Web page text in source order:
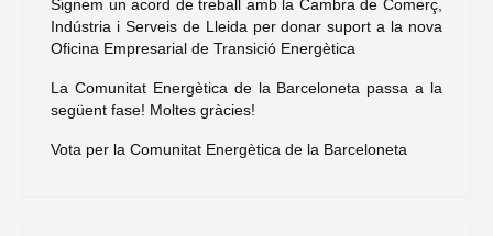
Signem un acord de treball amb la Cambra de Comerç,
Indústria i Serveis de Lleida per donar suport a la nova
Oficina Empresarial de Transició Energètica
La Comunitat Energètica de la Barceloneta passa a la
següent fase! Moltes gràcies!
Vota per la Comunitat Energètica de la Barceloneta